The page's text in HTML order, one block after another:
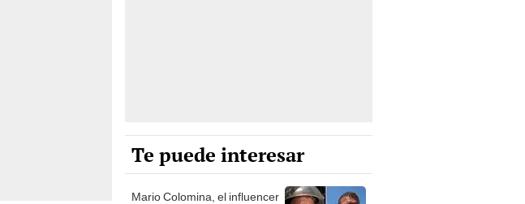
Te puede interesar
Mario Colomina, el influencer